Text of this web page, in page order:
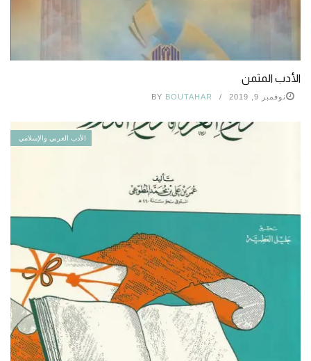
الأدب المثمن
نوفمبر 9, 2019 BY BOUTAHAR
الأدب العربي والإسلامي